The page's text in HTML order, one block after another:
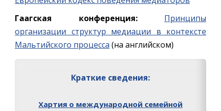
Гаагская конференция:
Принципы
организации структур медиации в контексте
Мальтийского процесса (на английском)
Краткие сведения:
Хартия о международной семейной